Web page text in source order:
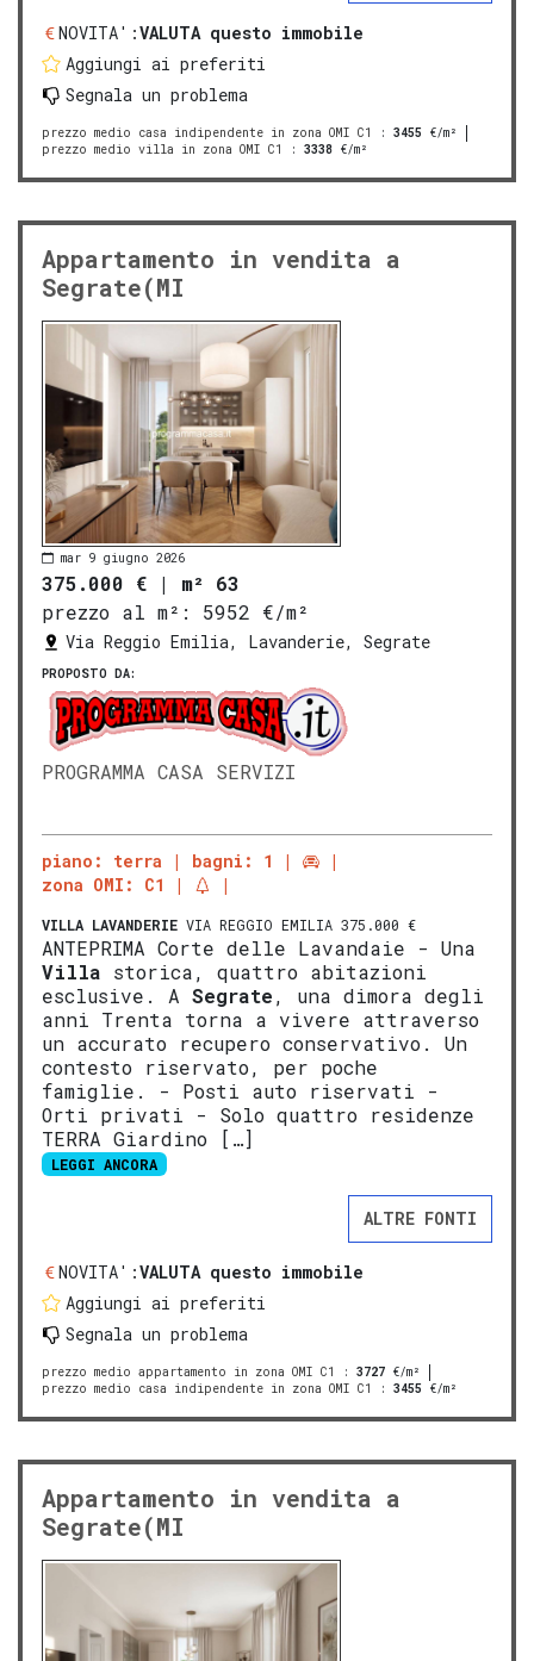
NOVITA':VALUTA questo immobile
Aggiungi ai preferiti
Segnala un problema
prezzo medio casa indipendente in zona OMI C1 : 3455 €/m²
prezzo medio villa in zona OMI C1
: 3338 €/m²
Appartamento in vendita a
Segrate(MI
mar 9 giugno 2026
375.000 € | m² 63
prezzo al m²:
5952 €/m²
Via Reggio Emilia, Lavanderie, Segrate
PROPOSTO DA:
PROGRAMMA CASA SERVIZI
piano: terra
bagni: 1
zona OMI: C1
VILLA LAVANDERIE VIA REGGIO EMILIA 375.000 €
ANTEPRIMA Corte delle Lavandaie - Una
Villa storica, quattro abitazioni
esclusive. A Segrate, una dimora degli
anni Trenta torna a vivere attraverso
un accurato recupero conservativo. Un
contesto riservato, per poche
famiglie. - Posti auto riservati -
Orti privati - Solo quattro residenze
TERRA Giardino […]
LEGGI ANCORA
ALTRE FONTI
NOVITA':VALUTA questo immobile
Aggiungi ai preferiti
Segnala un problema
prezzo medio appartamento in zona OMI C1 : 3727 €/m²
prezzo medio casa indipendente in zona OMI C1
: 3455 €/m²
Appartamento in vendita a
Segrate(MI